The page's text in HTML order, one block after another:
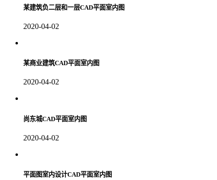
某建筑负二层和一层CAD平面室内图
2020-04-02
某商业建筑CAD平面室内图
2020-04-02
尚东城CAD平面室内图
2020-04-02
平面图室内设计CAD平面室内图